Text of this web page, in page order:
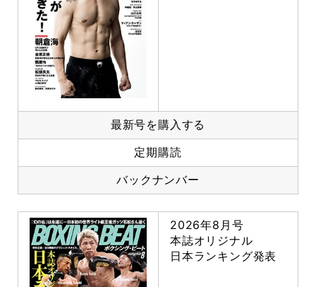
最新号を購入する
定期購読
バックナンバー
2026年8月号
本誌オリジナル
日本ランキング発表